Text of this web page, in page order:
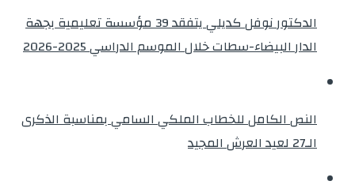
الدكتور نوفل كديلي يتفقد 39 مؤسسة تعليمية بجهة
الدار البيضاء-سطات خلال الموسم الدراسي 2025-2026
النص الكامل للخطاب الملكي السامي بمناسبة الذكرى
الـ27 لعيد العرش المجيد